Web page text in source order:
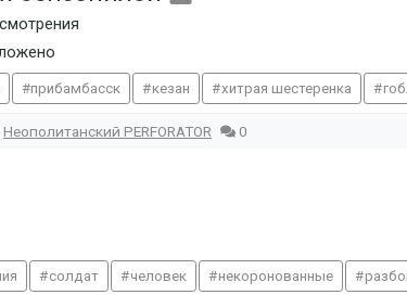
прибамбасск кезан хитрая шестеренка
Неополитанский PERFORATOR 0
солдат человек некоронованные